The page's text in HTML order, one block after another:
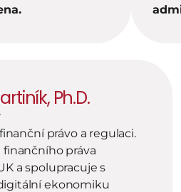
Ph.D.
právo a regulaci.
práva
a spolupracuje s
ekonomiku